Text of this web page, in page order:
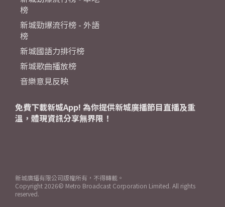
榜
新城勁爆流行榜 - 外語
榜
新城國語力排行榜
新城歌曲播放榜
音樂意見反映
免費下載新城App! 為你提供新城廣播節目直播及重
溫，體現資訊分享無界限！
新城廣播有限公司版權所有，不得轉載。
Copyright 2026© Metro Broadcast Corporation Limited. All rights
reserved.